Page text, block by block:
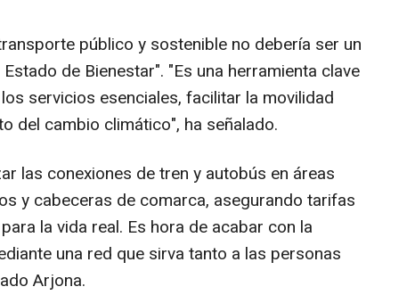
público y sostenible no debería ser un
de Bienestar". "Es una herramienta clave
servicios esenciales, facilitar la movilidad
del cambio climático", ha señalado.
las conexiones de tren y autobús en áreas
y cabeceras de comarca, asegurando tarifas
la vida real. Es hora de acabar con la
una red que sirva tanto a las personas
Arjona.